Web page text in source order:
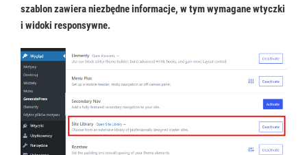
szablon zawiera niezbędne informacje, w tym wymagane wtyczki
i widoki responsywne.